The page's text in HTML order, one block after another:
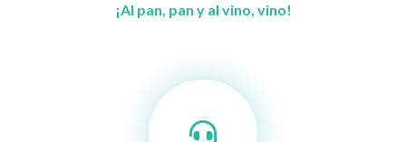
¡Al pan, pan y al vino, vino!